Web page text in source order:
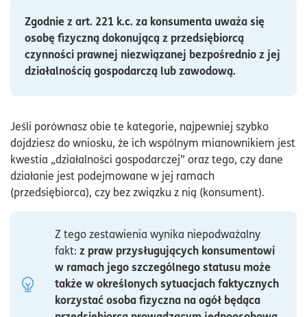
Zgodnie z art. 221 k.c. za konsumenta uważa się
osobę fizyczną dokonującą z przedsiębiorcą
czynności prawnej niezwiązanej bezpośrednio z jej
działalnością gospodarczą lub zawodową.
Jeśli porównasz obie te kategorie, najpewniej szybko
dojdziesz do wniosku, że ich wspólnym mianownikiem jest
kwestia „działalności gospodarczej” oraz tego, czy dane
działanie jest podejmowane w jej ramach
(przedsiębiorca), czy bez związku z nią (konsument).
Z tego zestawienia wynika niepodważalny
fakt: z praw przysługujących konsumentowi
w ramach jego szczególnego statusu może
także w określonych sytuacjach faktycznych
korzystać osoba fizyczna na ogół będąca